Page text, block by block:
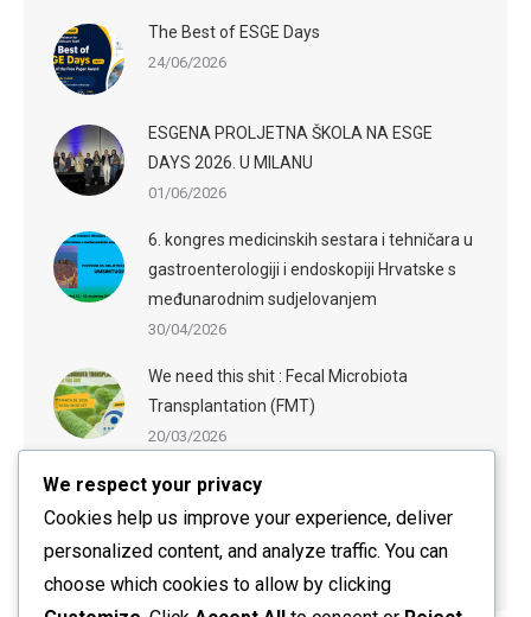
The Best of ESGE Days
24/06/2026
ESGENA PROLJETNA ŠKOLA NA ESGE
DAYS 2026. U MILANU
01/06/2026
6. kongres medicinskih sestara i tehničara u
gastroenterologiji i endoskopiji Hrvatske s
međunarodnim sudjelovanjem
30/04/2026
We need this shit : Fecal Microbiota
Transplantation (FMT)
20/03/2026
ESGE-ESGENA Webinar: Sedation in
Endoscopy: Evidence-Based Practices and
Practical Guidance
20/03/2026
We respect your privacy
Cookies help us improve your experience, deliver
personalized content, and analyze traffic. You can
choose which cookies to allow by clicking